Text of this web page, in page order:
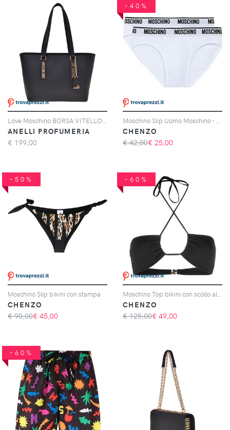
ANELLI PROFUMERIA
€ 199,00
-40%
CHENZO
€ 42,00€ 25,00
-50%
Moschino Slip bikini con stampa
CHENZO
€ 90,00€ 45,00
-60%
CHENZO
€ 125,00€ 49,00
-60%